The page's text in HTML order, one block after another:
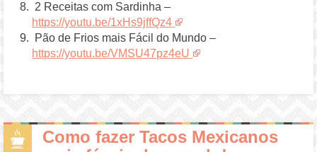
2 Receitas com Sardinha –
https://youtu.be/1xHs9jffQz4
Pão de Frios mais Fácil do Mundo –
https://youtu.be/VMSU47pz4eU
Como fazer Tacos Mexicanos